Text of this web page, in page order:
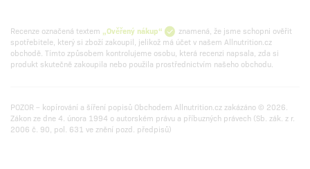
Recenze označená textem „Ověřený nákup“
znamená, že jsme schopni ověřit
spotřebitele, který si zboží zakoupil, jelikož má účet v našem Allnutrition.cz
obchodě. Tímto způsobem kontrolujeme osobu, která recenzi napsala, zda si
produkt skutečně zakoupila nebo použila prostřednictvím našeho obchodu.
POZOR – kopírování a šíření popisů Obchodem Allnutrition.cz zakázáno © 2026.
Zákon ze dne 4. února 1994 o autorském právu a příbuzných právech (Sb. zák. z r.
2006 č. 90, pol. 631 ve znění pozd. předpisů)